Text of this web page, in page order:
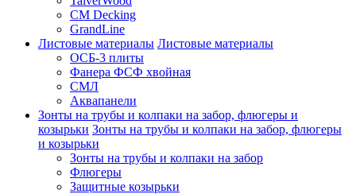
CM Decking
GrandLine
Листовые материалы Листовые материалы
ОСБ-3 плиты
Фанера ФСФ хвойная
СМЛ
Аквапанели
Зонты на трубы и колпаки на забор, флюгеры и
козырьки Зонты на трубы и колпаки на забор, флюгеры
и козырьки
Зонты на трубы и колпаки на забор
Флюгеры
Защитные козырьки